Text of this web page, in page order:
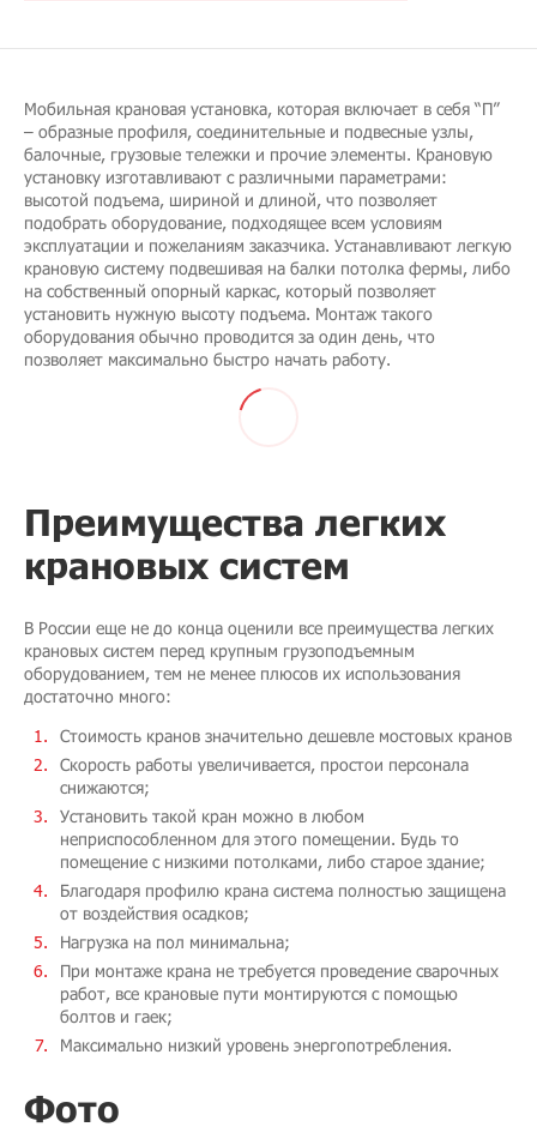
Мобильная крановая установка, которая включает в себя “П”
– образные профиля, соединительные и подвесные узлы,
балочные, грузовые тележки и прочие элементы. Крановую
установку изготавливают с различными параметрами:
высотой подъема, шириной и длиной, что позволяет
подобрать оборудование, подходящее всем условиям
эксплуатации и пожеланиям заказчика. Устанавливают легкую
крановую систему подвешивая на балки потолка фермы, либо
на собственный опорный каркас, который позволяет
установить нужную высоту подъема. Монтаж такого
оборудования обычно проводится за один день, что
позволяет максимально быстро начать работу.
Преимущества легких
крановых систем
В России еще не до конца оценили все преимущества легких
крановых систем перед крупным грузоподъемным
оборудованием, тем не менее плюсов их использования
достаточно много:
Стоимость кранов значительно дешевле мостовых кранов
Скорость работы увеличивается, простои персонала
снижаются;
Установить такой кран можно в любом
неприспособленном для этого помещении. Будь то
помещение с низкими потолками, либо старое здание;
Благодаря профилю крана система полностью защищена
от воздействия осадков;
Нагрузка на пол минимальна;
При монтаже крана не требуется проведение сварочных
работ, все крановые пути монтируются с помощью
болтов и гаек;
Максимально низкий уровень энергопотребления.
Фото